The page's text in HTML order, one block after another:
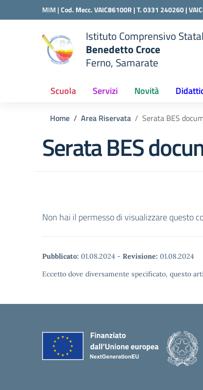
Vai ai contenuti
Vai al menu di navigazione
MIM |Cod. Mecc. VAIC86100R | T. 0331 240260 |
scuola
Istituto Comprensivo
Benedetto Croce
Ferno, Samarate
Scuola Servizi Novità
Home Area Riservata Serata BES
Serata BES
Non hai il permesso di visualizzare questo
Pubblicato: 01.08.2024 - Revisione: 01.08.2024
Eccetto dove diversamente specificato, questo